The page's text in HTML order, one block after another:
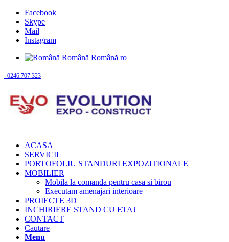
Facebook
Skype
Mail
Instagram
Română Română ro
0246.707.323
ACASA
SERVICII
PORTOFOLIU STANDURI EXPOZITIONALE
MOBILIER
Mobila la comanda pentru casa si birou
Executam amenajari interioare
PROIECTE 3D
INCHIRIERE STAND CU ETAJ
CONTACT
Cautare
Menu